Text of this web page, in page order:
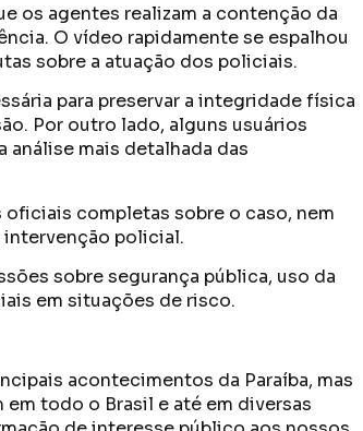
os agentes realizam a contenção da
O vídeo rapidamente se espalhou
sobre a atuação dos policiais.
para preservar a integridade física
Por outro lado, alguns usuários
análise mais detalhada das
completas sobre o caso, nem
intervenção policial.
sobre segurança pública, uso da
em situações de risco.
acontecimentos da Paraíba, mas
todo o Brasil e até em diversas